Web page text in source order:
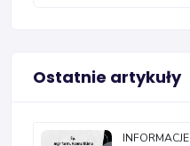
Ostatnie artykuły
INFORMACJE